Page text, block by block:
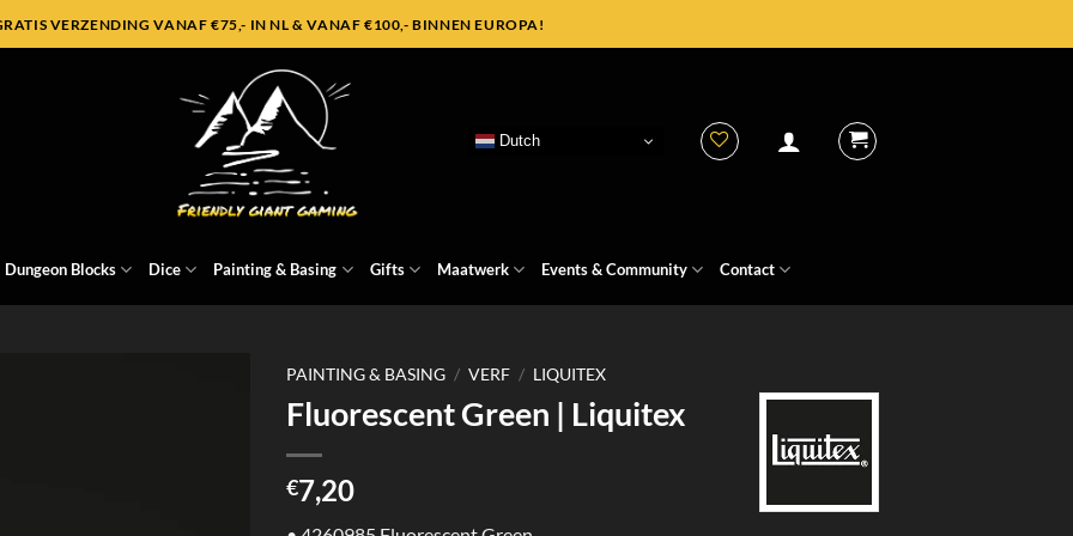
VERZENDING VANAF €75,- IN NL & VANAF €100,- BINNEN EUROPA!
Dutch
Dungeon Blocks Dice Painting & Basing Gifts Maatwerk Events & Community Contact
PAINTING & BASING / VERF / LIQUITEX
Fluorescent Green | Liquitex
€7,20